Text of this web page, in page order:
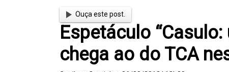
Ouça este post.
Espetáculo
chega ao do TCA